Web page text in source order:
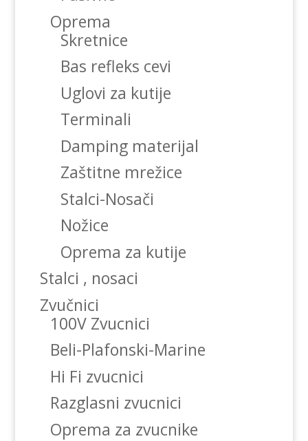
Oprema
Skretnice
Bas refleks cevi
Uglovi za kutije
Terminali
Damping materijal
Zaštitne mrežice
Stalci-Nosači
Nožice
Oprema za kutije
Stalci , nosaci
Zvučnici
100V Zvucnici
Beli-Plafonski-Marine
Hi Fi zvucnici
Razglasni zvucnici
Oprema za zvucnike